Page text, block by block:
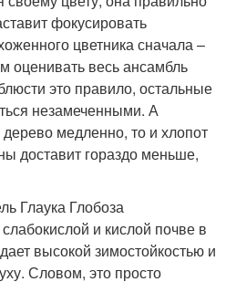
фокусировать
цветника сначала –
оценивать весь ансамбль
это правило, остальные
незамеченными. А
дерево медленно, то и хлопот
доставит гораздо меньше,
Глаука Глобоза
и кислой почве в
высокой зимостойкостью и
Словом, это просто